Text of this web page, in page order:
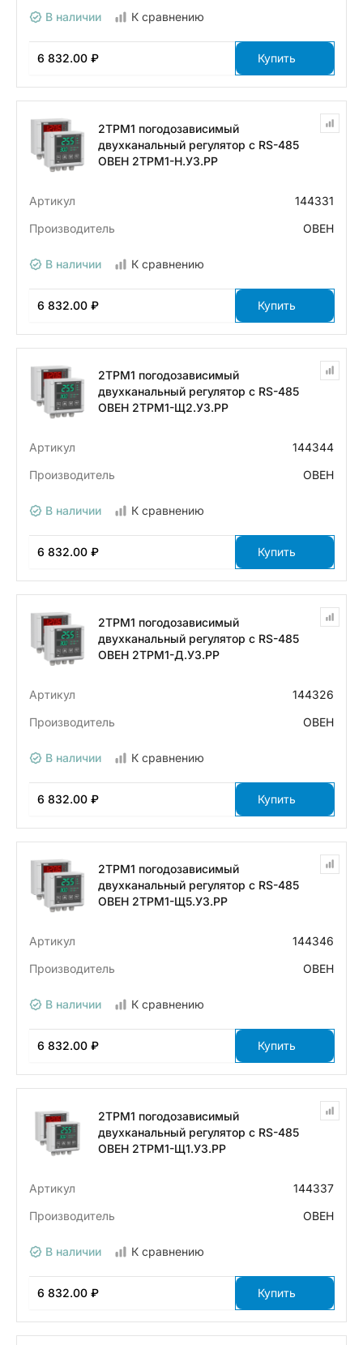
В наличии К сравнению
6 832.00 ₽ Купить
2ТРМ1 погодозависимый
двухканальный регулятор с RS-485
ОВЕН 2ТРМ1-Н.У3.РР
Артикул
144331
Производитель
ОВЕН
В наличии К сравнению
6 832.00 ₽ Купить
2ТРМ1 погодозависимый
двухканальный регулятор с RS-485
ОВЕН 2ТРМ1-Щ2.У3.РР
Артикул
144344
Производитель
ОВЕН
В наличии К сравнению
6 832.00 ₽ Купить
2ТРМ1 погодозависимый
двухканальный регулятор с RS-485
ОВЕН 2ТРМ1-Д.У3.РР
Артикул
144326
Производитель
ОВЕН
В наличии К сравнению
6 832.00 ₽ Купить
2ТРМ1 погодозависимый
двухканальный регулятор с RS-485
ОВЕН 2ТРМ1-Щ5.У3.РР
Артикул
144346
Производитель
ОВЕН
В наличии К сравнению
6 832.00 ₽ Купить
2ТРМ1 погодозависимый
двухканальный регулятор с RS-485
ОВЕН 2ТРМ1-Щ1.У3.РР
Артикул
144337
Производитель
ОВЕН
В наличии К сравнению
6 832.00 ₽ Купить